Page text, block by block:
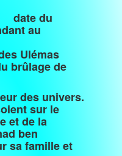
date du
au
Ulémas
brûlage de
des univers.
sur le
et de la
ben
sa famille et